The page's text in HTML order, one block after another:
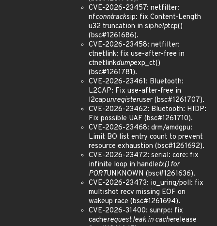
CVE-2026-23457: netfilter:
nfconntracksip: fix Content-Length
u32 truncation in siphelptcp()
(bsc#1261686).
CVE-2026-23458: netfilter:
ctnetlink: fix use-after-free in
ctnetlinkdumpexp_ct()
(bsc#1261781).
CVE-2026-23461: Bluetooth:
L2CAP: Fix use-after-free in
l2capunregisteruser (bsc#1261707).
CVE-2026-23462: Bluetooth: HIDP:
Fix possible UAF (bsc#1261710).
CVE-2026-23468: drm/amdgpu:
Limit BO list entry count to prevent
resource exhaustion (bsc#1261692).
CVE-2026-23472: serial: core: fix
infinite loop in handletx() for
PORTUNKNOWN (bsc#1261636).
CVE-2026-23473: io_uring/poll: fix
multishot recv missing EOF on
wakeup race (bsc#1261694).
CVE-2026-31400: sunrpc: fix
cacherequest leak in cacherelease